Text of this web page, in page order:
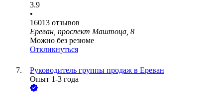
3.9
•
16013 отзывов
Ереван, проспект Маштоца, 8
Можно без резюме
Откликнуться
Руководитель группы продаж в Ереван
Опыт 1-3 года